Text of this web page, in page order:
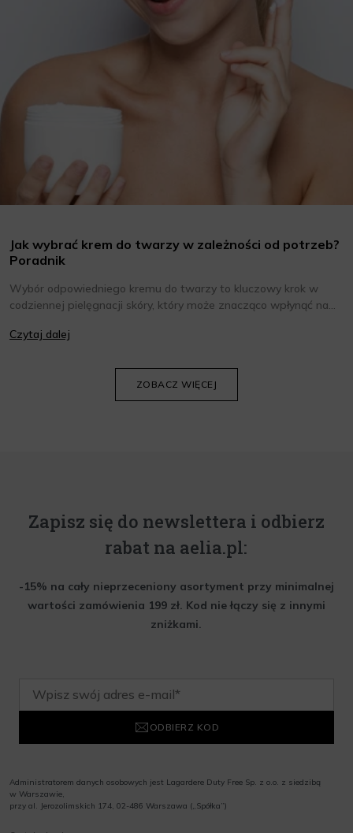
Jak wybrać krem do twarzy w zależności od potrzeb?
Poradnik
Wybór odpowiedniego kremu do twarzy to kluczowy krok w
codziennej pielęgnacji skóry, który może znacząco wpłynąć na
oraz wiedzieć, jak dopasować je do potrzeb własnej skóry.
Czytaj dalej
ZOBACZ WIĘCEJ
Zapisz się do newslettera i odbierz
rabat na aelia.pl:
-15% na cały nieprzeceniony asortyment przy minimalnej
wartości zamówienia 199 zł. Kod nie łączy się z innymi
zniżkami.
ODBIERZ KOD
Administratorem danych osobowych jest Lagardere Duty Free Sp. z o.o. z siedzibą
w Warszawie,
przy al. Jerozolimskich 174, 02-486 Warszawa („Spółka”)